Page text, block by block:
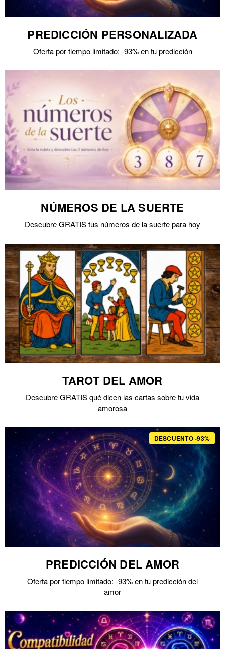
PREDICCIÓN PERSONALIZADA
Oferta por tiempo limitado: -93% en tu predicción
NÚMEROS DE LA SUERTE
Descubre GRATIS tus números de la suerte para hoy
TAROT DEL AMOR
Descubre GRATIS qué dicen las cartas sobre tu vida
amorosa
DESCUENTO -93%
PREDICCIÓN DEL AMOR
Oferta por tiempo limitado: -93% en tu predicción del
amor